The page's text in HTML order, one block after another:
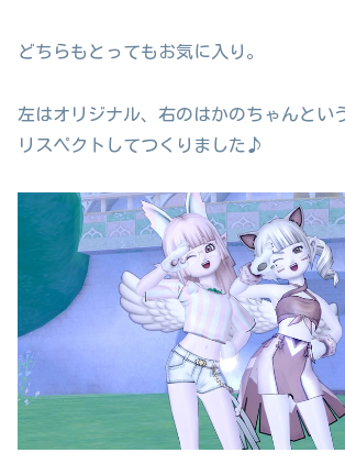
どちらもとってもお気に入り。
左はオリジナル、右のはかのちゃんとい
リスペクトしてつくりました♪